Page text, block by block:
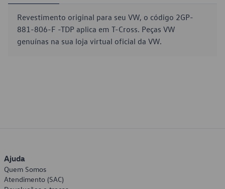
Revestimento original para seu VW, o código 2GP-
881-806-F -TDP aplica em T-Cross. Peças VW
genuínas na sua loja virtual oficial da VW.
Ajuda
Quem Somos
Atendimento (SAC)